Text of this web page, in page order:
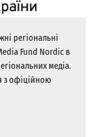
регіональні
Fund Nordic в
медіа.
з офіційною